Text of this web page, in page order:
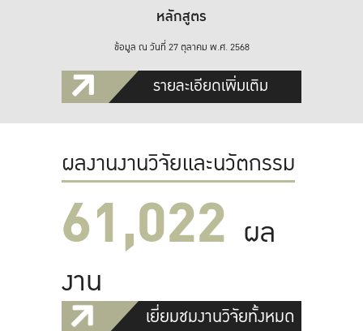
หลักสูตร
ข้อมูล ณ วันที่ 27 ตุลาคม พ.ศ. 2568
รายละเอียดเพิ่มเติม
ผลงานงานวิจัยและนวัตกรรม
61,022 ผล
งาน
เยี่ยมชมงานวิจัยทั้งหมด